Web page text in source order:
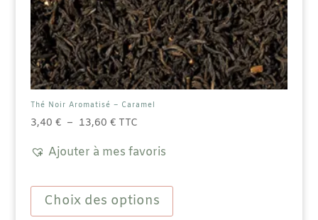
Thé Noir Aromatisé – Caramel
3,40 € – 13,60 €Plage
prix :
à
13,60 €
TTC
Ajouter à mes favoris
Choix des options
produit
plusieurs